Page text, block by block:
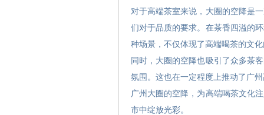
对于高端茶室来说，大圈的空降是
们对于品质的要求。在茶香四溢的
种场景，不仅体现了高端喝茶的文
同时，大圈的空降也吸引了众多茶
氛围。这也在一定程度上推动了广
广州大圈的空降，为高端喝茶文化
市中绽放光彩。